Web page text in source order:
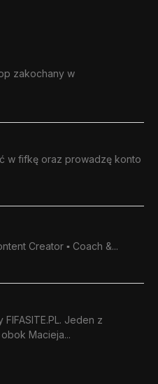
zakochany w
w fifkę oraz prowadzę konto
Creator ▪️ Coach &...
Jeden z
Macieja...